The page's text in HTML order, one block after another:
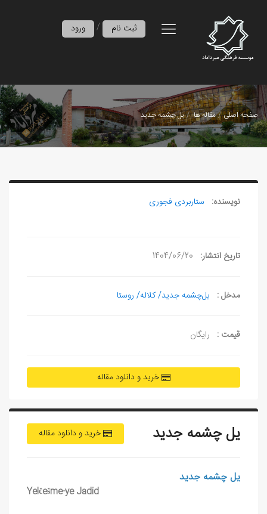
ورود / ثبت نام
صفحه اصلی مقاله ها یل‌ چشمه جدید
نویسنده: ستاربردی فجوری
تاریخ انتشار: 1404/06/20
مدخل : یل‌چشمه جدید/ کلاله/ روستا
قیمت : رایگان
خرید و دانلود مقاله
خرید و دانلود مقاله یل‌ چشمه جدید
یل‌ چشمه جدید
Yelčešme-ye Jadid